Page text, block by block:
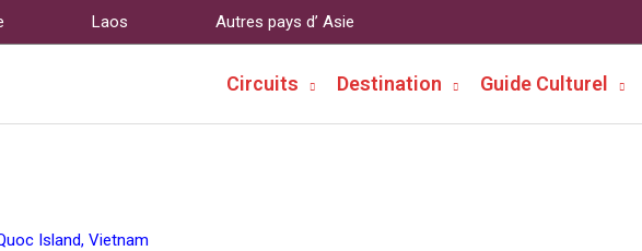
Laos Autres pays d’ Asie
Circuits Destination Guide Culturel
Island, Vietnam